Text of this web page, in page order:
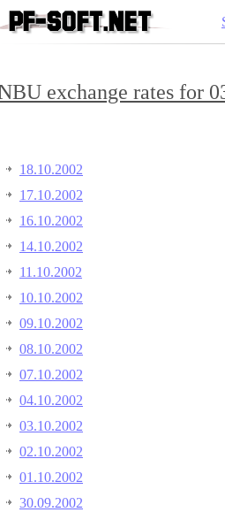
exchange rates for
18.10.2002
17.10.2002
16.10.2002
14.10.2002
11.10.2002
10.10.2002
09.10.2002
08.10.2002
07.10.2002
04.10.2002
03.10.2002
02.10.2002
01.10.2002
30.09.2002